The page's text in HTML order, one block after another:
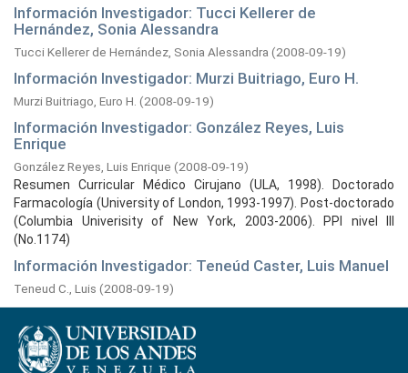
Información Investigador: Tucci Kellerer de
Hernández, Sonia Alessandra
Tucci Kellerer de Hernández, Sonia Alessandra (2008-09-19)
Información Investigador: Murzi Buitriago, Euro H.
Murzi Buitriago, Euro H. (2008-09-19)
Información Investigador: González Reyes, Luis
Enrique
González Reyes, Luis Enrique (2008-09-19)
Resumen Curricular Médico Cirujano (ULA, 1998). Doctorado
Farmacología (University of London, 1993-1997). Post-doctorado
(Columbia Univerisity of New York, 2003-2006). PPI nivel III
(No.1174)
Información Investigador: Teneúd Caster, Luis Manuel
Teneud C., Luis (2008-09-19)